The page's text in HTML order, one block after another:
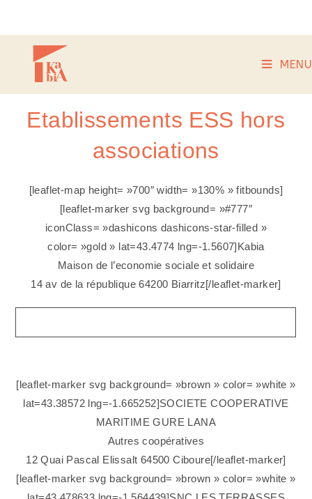
MENU
Etablissements ESS hors
associations
[leaflet-map height= »700″ width= »130% » fitbounds]
[leaflet-marker svg background= »#777″
iconClass= »dashicons dashicons-star-filled »
color= »gold » lat=43.4774 lng=-1.5607]Kabia
Maison de l’economie sociale et solidaire
14 av de la république 64200 Biarritz[/leaflet-marker]
[leaflet-marker svg background= »brown » color= »white »
lat=43.38572 lng=-1.665252]SOCIETE COOPERATIVE
MARITIME GURE LANA
Autres coopératives
12 Quai Pascal Elissalt 64500 Ciboure[/leaflet-marker]
[leaflet-marker svg background= »brown » color= »white »